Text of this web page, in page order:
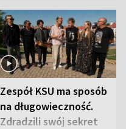
Zespół KSU ma sposób
na długowieczność.
Zdradzili swój sekret